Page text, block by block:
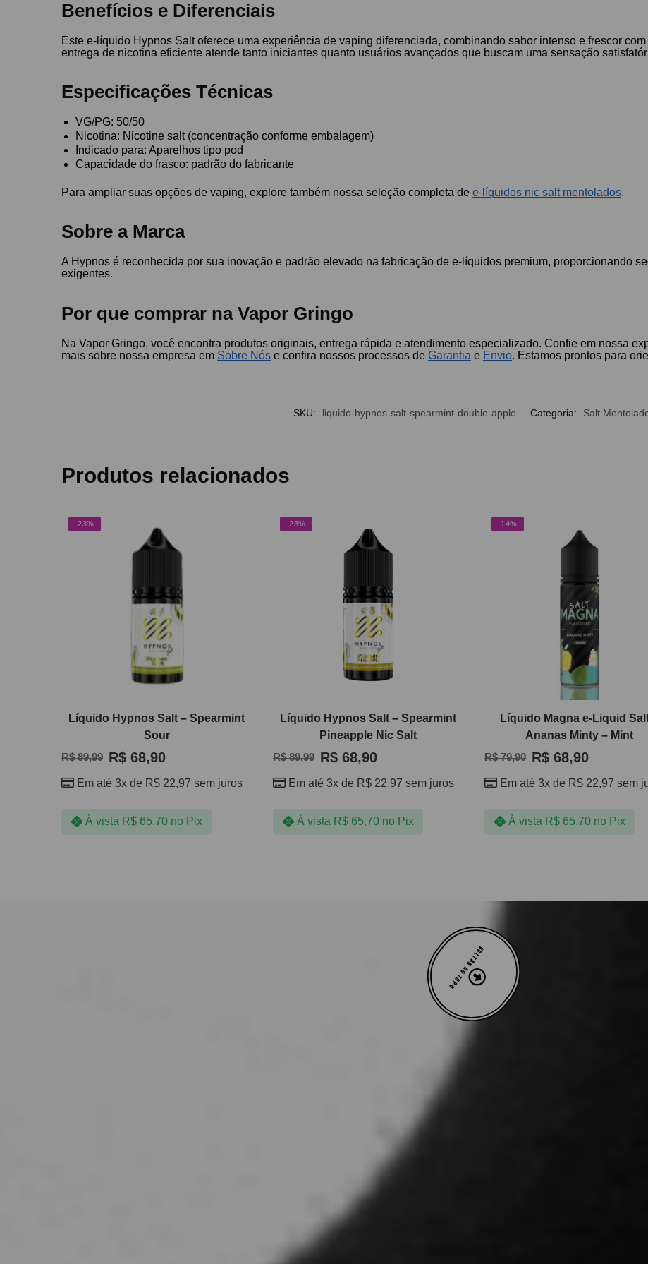
Benefícios e Diferenciais
Este e-líquido Hypnos Salt oferece uma experiência de vaping diferenciada, combinando sabor intenso e frescor
entrega de nicotina eficiente atende tanto iniciantes quanto usuários avançados que buscam uma sensação
Especificações Técnicas
VG/PG: 50/50
Nicotina: Nicotine salt (concentração conforme embalagem)
Indicado para: Aparelhos tipo pod
Capacidade do frasco: padrão do fabricante
Para ampliar suas opções de vaping, explore também nossa seleção completa dee-líquidos nic salt mentolados.
Sobre a Marca
A Hypnos é reconhecida por sua inovação e padrão elevado na fabricação de e-líquidos premium, proporcionando
exigentes.
Por que comprar na Vapor Gringo
Na Vapor Gringo, você encontra produtos originais, entrega rápida e atendimento especializado. Confie em nossa
mais sobre nossa empresa em Sobre Nós e confira nossos processos de Garantia e Envio. Estamos prontos para
SKU: liquido-hypnos-salt-spearmint-double-apple Categoria: Salt
Produtos relacionados
-23%
Líquido Hypnos Salt – Spearmint
Sour
R$89,99 R$ 68,90
Em até 3x de R$ 22,97 sem juros
À vista R$65,70 no Pix
-23%
Líquido Hypnos Salt – Spearmint
Pineapple Nic Salt
R$89,99 R$ 68,90
Em até 3x de R$ 22,97 sem juros
À vista R$65,70 no Pix
-14%
Líquido Magna e-Liquid
Ananas Minty – Mint
R$79,90 R$68,90
Em até 3x de R$22,97 sem
À vista R$65,70 no Pix
VOLTAR AO TOPO